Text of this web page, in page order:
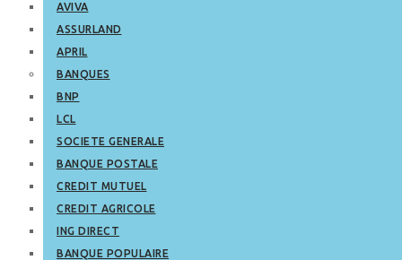
AVIVA
ASSURLAND
APRIL
BANQUES
BNP
LCL
SOCIETE GENERALE
BANQUE POSTALE
CREDIT MUTUEL
CREDIT AGRICOLE
ING DIRECT
BANQUE POPULAIRE